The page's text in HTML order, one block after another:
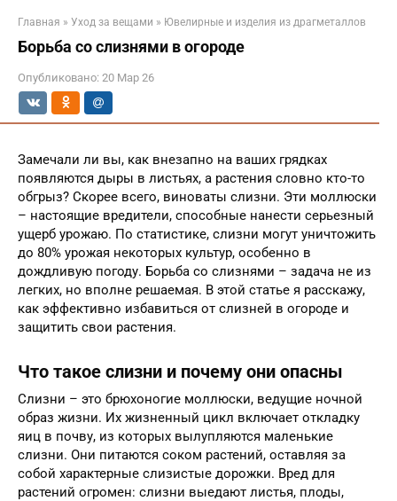
Главная » Уход за вещами » Ювелирные и изделия из драгметаллов
Борьба со слизнями в огороде
Опубликовано: 20 Мар 26
Замечали ли вы, как внезапно на ваших грядках
появляются дыры в листьях, а растения словно кто-то
обгрыз? Скорее всего, виноваты слизни. Эти моллюски
– настоящие вредители, способные нанести серьезный
ущерб урожаю. По статистике, слизни могут уничтожить
до 80% урожая некоторых культур, особенно в
дождливую погоду. Борьба со слизнями – задача не из
легких, но вполне решаемая. В этой статье я расскажу,
как эффективно избавиться от слизней в огороде и
защитить свои растения.
Что такое слизни и почему они опасны
Слизни – это брюхоногие моллюски, ведущие ночной
образ жизни. Их жизненный цикл включает откладку
яиц в почву, из которых вылупляются маленькие
слизни. Они питаются соком растений, оставляя за
собой характерные слизистые дорожки. Вред для
растений огромен: слизни выедают листья, плоды,